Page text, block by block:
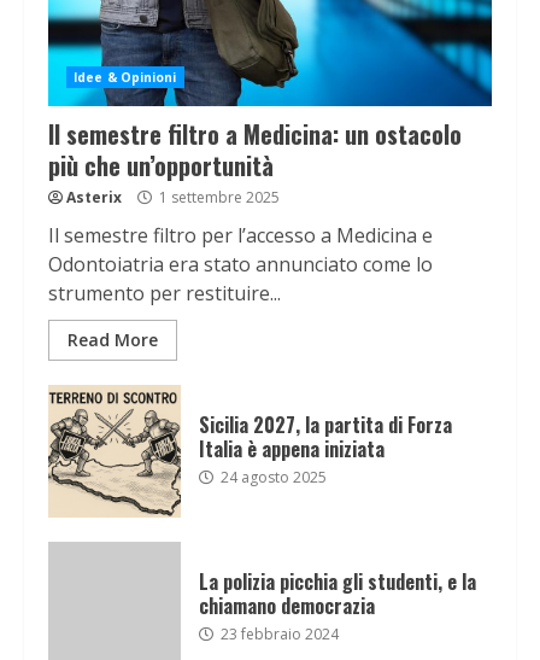
Idee & Opinioni
Il semestre filtro a Medicina: un ostacolo
più che un’opportunità
Asterix 1 settembre 2025
Il semestre filtro per l’accesso a Medicina e
Odontoiatria era stato annunciato come lo
strumento per restituire...
Read More
Sicilia 2027, la partita di Forza
Italia è appena iniziata
24 agosto 2025
La polizia picchia gli studenti, e la
chiamano democrazia
23 febbraio 2024